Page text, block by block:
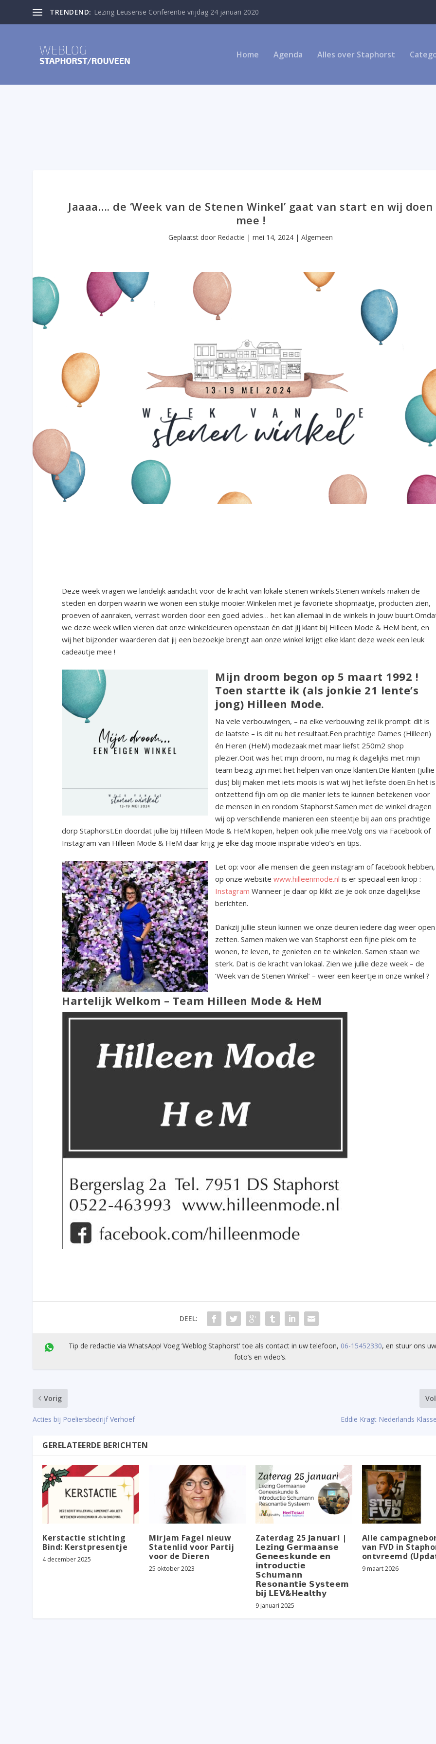
TRENDEND: Lezing Leusense Conferentie vrijdag 24 januari 2020
Home Agenda Alles over Staphorst
Jaaaa…. de ‘Week van de Stenen Winkel’ gaat van start en wij doen
mee !
Geplaatst door Redactie | mei 14, 2024| Algemeen
Deze week vragen we landelijk aandacht voor de kracht van lokale stenen winkels.Stenen winkels maken de
steden en dorpen waarin we wonen een stukje mooier.Winkelen met je favoriete shopmaatje, producten zien,
proeven of aanraken, verrast worden door een goed advies… het kan allemaal in de winkels in jouw
we deze week willen vieren dat onze winkeldeuren openstaan én dat jij klant bij Hilleen Mode & HeM bent, en
wij het bijzonder waarderen dat jij een bezoekje brengt aan onze winkel krijgt elke klant deze week een leuk
cadeautje mee !
Mijn droom begon op 5 maart 1992 !
Toen startte ik (als jonkie 21 lente’s
jong) Hilleen Mode.
Na vele verbouwingen, – na elke verbouwing zei ik prompt: dit is
de laatste – is dit nu het resultaat.Een prachtige Dames (Hilleen)
én Heren (HeM) modezaak met maar liefst 250m2 shop
plezier.Ooit was het mijn droom, nu mag ik dagelijks met mijn
team bezig zijn met het helpen van onze klanten.Die klanten (jullie
dus) blij maken met iets moois is wat wij het liefste doen.En het is
ontzettend fijn om op die manier iets te kunnen betekenen voor
de mensen in en rondom Staphorst.Samen met de winkel dragen
wij op verschillende manieren een steentje bij aan ons prachtige
dorp Staphorst.En doordat jullie bij Hilleen Mode & HeM kopen, helpen ook jullie mee.Volg ons via Facebook of
Instagram van Hilleen Mode & HeM daar krijg je elke dag mooie inspiratie video’s en tips.
Let op: voor alle mensen die geen instagram of facebook hebben,
op onze websitewww.hilleenmode.nl is er speciaal een knop :
Instagram Wanneer je daar op klikt zie je ook onze dagelijkse
berichten.
Dankzij jullie steun kunnen we onze deuren iedere dag weer open
zetten. Samen maken we van Staphorst een fijne plek om te
wonen, te leven, te genieten en te winkelen. Samen staan we
sterk. Dat is de kracht van lokaal. Zien we jullie deze week – de
‘Week van de Stenen Winkel’ – weer een keertje in onze winkel ?
Hartelijk Welkom – Team Hilleen Mode & HeM
DEEL:
Tip de redactie via WhatsApp! Voeg ’Weblog Staphorst' toe als contact in uw telefoon, 06-15452330, en stuur ons
foto’s en video’s.
Vorig
Acties bij Poeliersbedrijf Verhoef Eddie Kragt Nederlands
GERELATEERDE BERICHTEN
Kerstactie stichting
Bind: Kerstpresentje
4 december 2025
Mirjam Fagel nieuw
Statenlid voor Partij
voor de Dieren
25 oktober 2023
Zaterdag 25 𝗷𝗮𝗻𝘂𝗮𝗿𝗶 |
𝗟𝗲𝘇𝗶𝗻𝗴 𝗚𝗲𝗿𝗺𝗮𝗮𝗻𝘀𝗲
𝗚𝗲𝗻𝗲𝗲𝘀𝗸𝘂𝗻𝗱𝗲 𝗲𝗻
𝗶𝗻𝘁𝗿𝗼𝗱𝘂𝗰𝘁𝗶𝗲
𝗦𝗰𝗵𝘂𝗺𝗮𝗻𝗻
𝗥𝗲𝘀𝗼𝗻𝗮𝗻𝘁𝗶𝗲 𝗦𝘆𝘀𝘁𝗲𝗲𝗺
𝗯𝗶𝗷 𝗟𝗘𝗩&𝗛𝗲𝗮𝗹𝘁𝗵𝘆
9 januari 2025
Alle
van FVD in
ontvreemd
9 maart 2026